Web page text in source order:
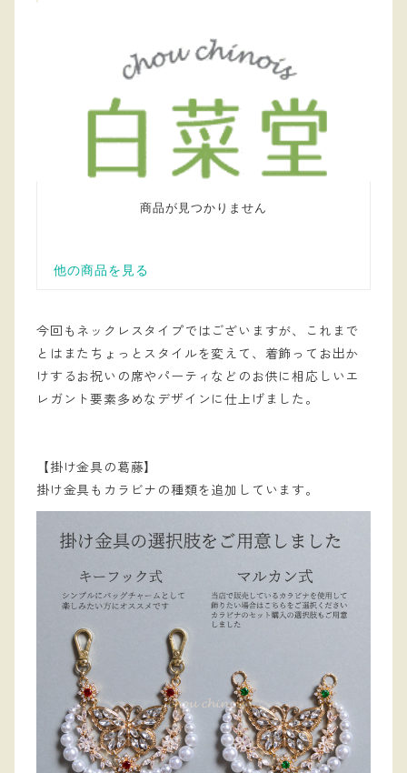
今回もネックレスタイプではございますが、これまで
とはまたちょっとスタイルを変えて、着飾ってお出か
けするお祝いの席やパーティなどのお供に相応しいエ
レガント要素多めなデザインに仕上げました。
【掛け金具の葛藤】
掛け金具もカラビナの種類を追加しています。